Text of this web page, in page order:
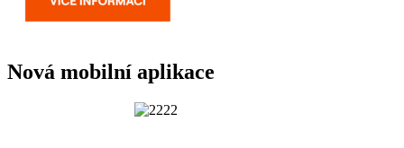
Nová mobilní aplikace